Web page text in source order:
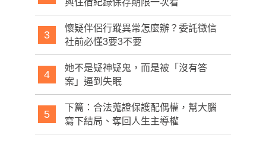
3
懷疑伴侶行蹤異常怎麼辦？委託徵信
社前必懂3要3不要
4
她不是疑神疑鬼，而是被「沒有答
案」逼到失眠
5
下篇：合法蒐證保護配偶權，幫大腦
寫下結局、奪回人生主導權